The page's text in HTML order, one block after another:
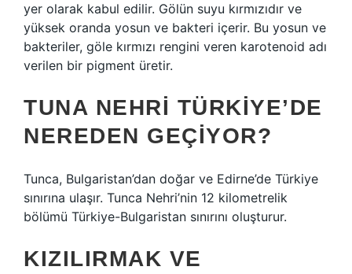
yer olarak kabul edilir. Gölün suyu kırmızıdır ve
yüksek oranda yosun ve bakteri içerir. Bu yosun ve
bakteriler, göle kırmızı rengini veren karotenoid adı
verilen bir pigment üretir.
TUNA NEHRI TÜRKIYE’DE
NEREDEN GEÇIYOR?
Tunca, Bulgaristan’dan doğar ve Edirne’de Türkiye
sınırına ulaşır. Tunca Nehri’nin 12 kilometrelik
bölümü Türkiye-Bulgaristan sınırını oluşturur.
KIZILIRMAK VE